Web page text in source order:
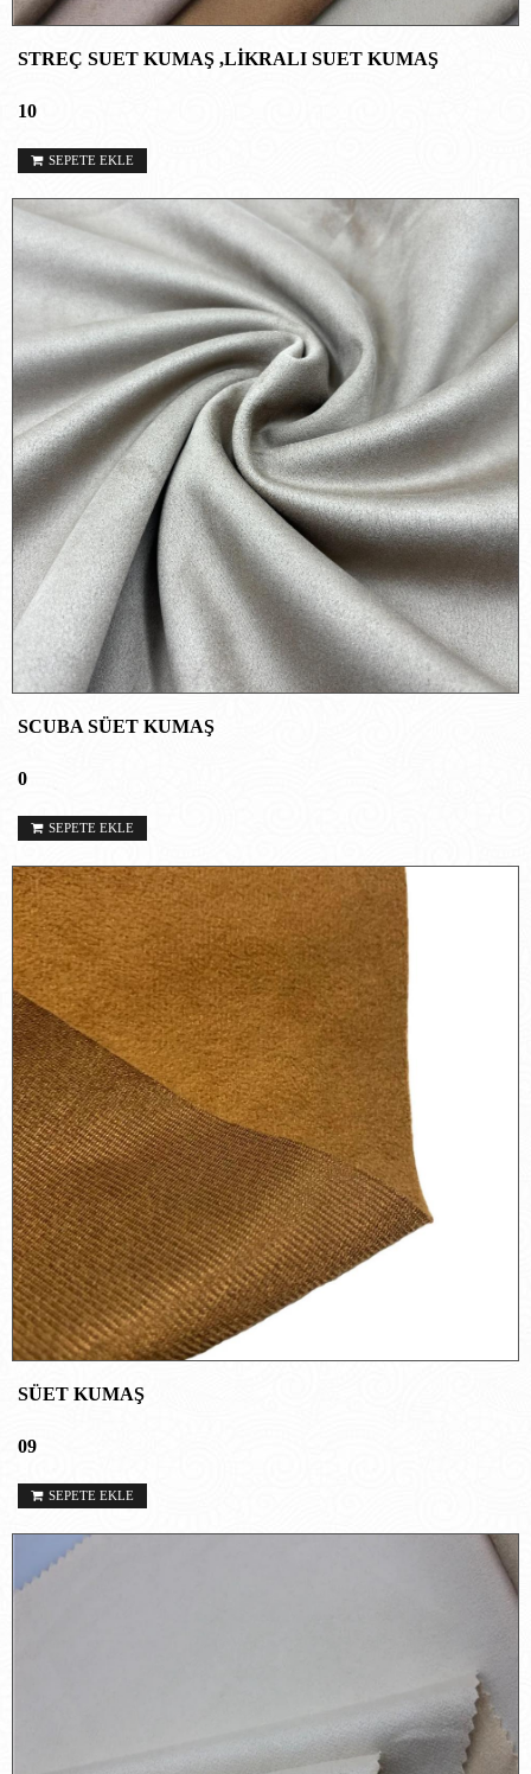
STREÇ SUET KUMAŞ ,LİKRALI SUET KUMAŞ
10
SEPETE EKLE
SCUBA SÜET KUMAŞ
0
SEPETE EKLE
SÜET KUMAŞ
09
SEPETE EKLE